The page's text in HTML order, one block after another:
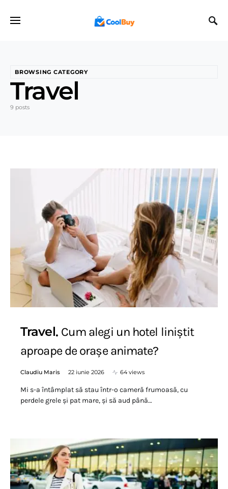
BROWSING CATEGORY
Travel
9 posts
Travel Cum alegi un hotel liniștit
aproape de orașe animate?
Claudiu Maris 22 iunie 2026 64 views
Mi s-a întâmplat să stau într-o cameră frumoasă, cu
perdele grele și pat mare, și să aud până…